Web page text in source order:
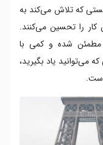
که تلاش می‌کند به
را تحسین می‌کنند.
مطمئن شده و کمی با
می‌توانید یاد بگیرید،